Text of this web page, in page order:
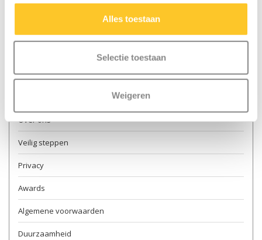
Alles toestaan
Selectie toestaan
Weigeren
Contact & openingstijden
Retourneren
Over ons
Veilig steppen
Privacy
Awards
Algemene voorwaarden
Duurzaamheid